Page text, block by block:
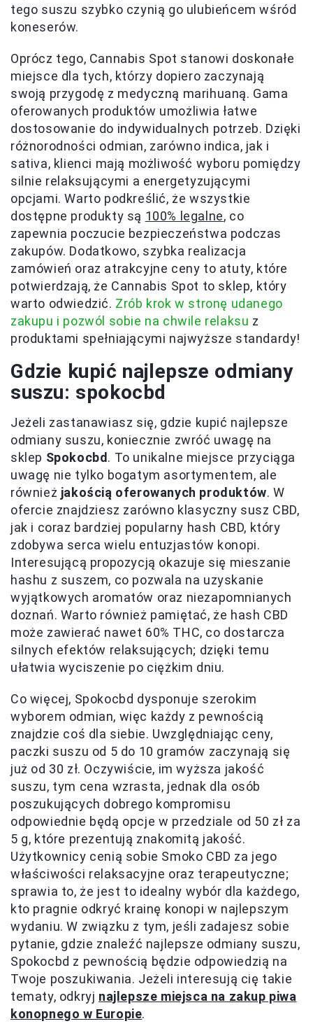
tego suszu szybko czynią go ulubieńcem wśród
koneserów.
Oprócz tego, Cannabis Spot stanowi doskonałe
miejsce dla tych, którzy dopiero zaczynają
swoją przygodę z medyczną marihuaną. Gama
oferowanych produktów umożliwia łatwe
dostosowanie do indywidualnych potrzeb. Dzięki
różnorodności odmian, zarówno indica, jak i
sativa, klienci mają możliwość wyboru pomiędzy
silnie relaksującymi a energetyzującymi
opcjami. Warto podkreślić, że wszystkie
dostępne produkty są 100% legalne, co
zapewnia poczucie bezpieczeństwa podczas
zakupów. Dodatkowo, szybka realizacja
zamówień oraz atrakcyjne ceny to atuty, które
potwierdzają, że Cannabis Spot to sklep, który
warto odwiedzić. Zrób krok w stronę udanego
zakupu i pozwól sobie na chwile relaksu z
produktami spełniającymi najwyższe standardy!
Gdzie kupić najlepsze odmiany
suszu: spokocbd
Jeżeli zastanawiasz się, gdzie kupić najlepsze
odmiany suszu, koniecznie zwróć uwagę na
sklep Spokocbd . To unikalne miejsce przyciąga
uwagę nie tylko bogatym asortymentem, ale
również jakością oferowanych produktów. W
ofercie znajdziesz zarówno klasyczny susz CBD,
jak i coraz bardziej popularny hash CBD, który
zdobywa serca wielu entuzjastów konopi.
Interesującą propozycją okazuje się mieszanie
hashu z suszem, co pozwala na uzyskanie
wyjątkowych aromatów oraz niezapomnianych
doznań. Warto również pamiętać, że hash CBD
może zawierać nawet 60% THC, co dostarcza
silnych efektów relaksujących; dzięki temu
ułatwia wyciszenie po ciężkim dniu.
Co więcej, Spokocbd dysponuje szerokim
wyborem odmian, więc każdy z pewnością
znajdzie coś dla siebie. Uwzględniając ceny,
paczki suszu od 5 do 10 gramów zaczynają się
już od 30 zł. Oczywiście, im wyższa jakość
suszu, tym cena wzrasta, jednak dla osób
poszukujących dobrego kompromisu
odpowiednie będą opcje w przedziale od 50 zł za
5 g, które prezentują znakomitą jakość.
Użytkownicy cenią sobie Smoko CBD za jego
właściwości relaksacyjne oraz terapeutyczne;
sprawia to, że jest to idealny wybór dla każdego,
kto pragnie odkryć krainę konopi w najlepszym
wydaniu. W związku z tym, jeśli zadajesz sobie
pytanie, gdzie znaleźć najlepsze odmiany suszu,
Spokocbd z pewnością będzie odpowiedzią na
Twoje poszukiwania. Jeżeli interesują cię takie
tematy, odkryj najlepsze miejsca na zakup piwa
konopnego w Europie.